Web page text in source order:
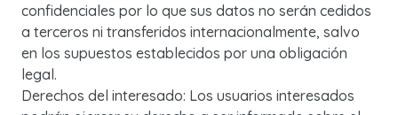
confidenciales por lo que sus datos no serán cedidos
a terceros ni transferidos internacionalmente, salvo
en los supuestos establecidos por una obligación
legal.
Derechos del interesado: Los usuarios interesados